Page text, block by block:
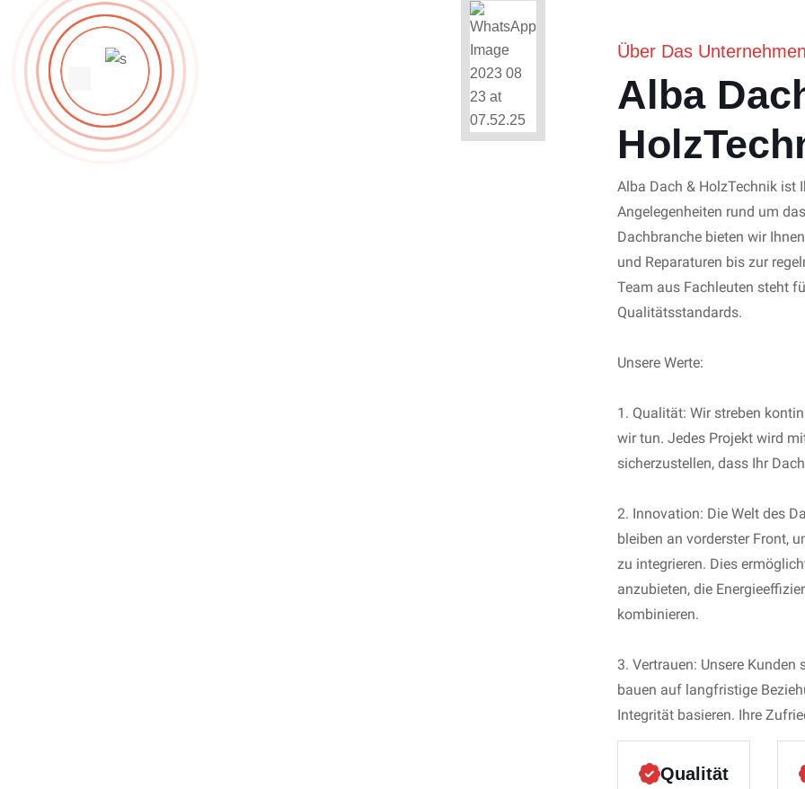
Über Das Unternehmen
Alba
Alba Dach & HolzTechnik ist
Angelegenheiten rund um
Dachbranche bieten wir
und Reparaturen bis zur
Team aus Fachleuten steht
Qualitätsstandards.
Unsere Werte:
1. Qualität: Wir streben
wir tun. Jedes Projekt wird
sicherzustellen, dass Ihr
2. Innovation: Die Welt des
bleiben an vorderster Front,
zu integrieren. Dies
anzubieten, die
kombinieren.
3. Vertrauen: Unsere
bauen auf langfristige
Integrität basieren. Ihre
Qualität